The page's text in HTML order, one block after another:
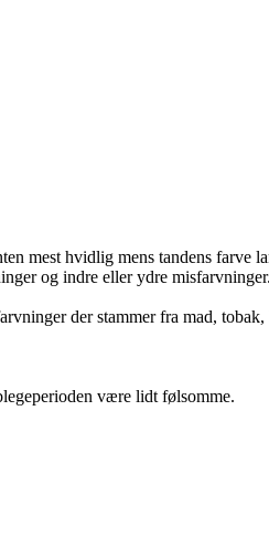
mest hvidlig mens tandens
og indre eller ydre misfarvninger.
der stammer fra mad, tobak,
være lidt følsomme.